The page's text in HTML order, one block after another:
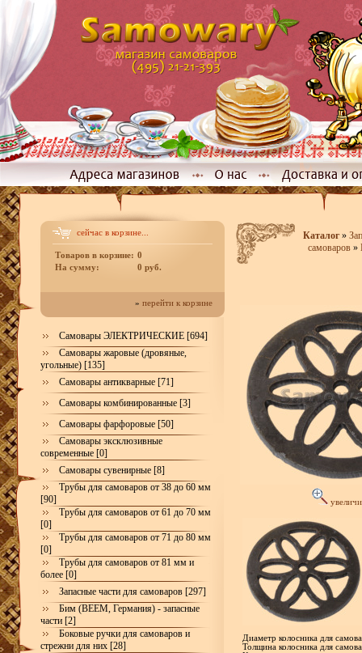
сейчас в корзине...
Товаров в корзине: 0
На сумму:
0 руб.
» перейти к корзине
Самовары ЭЛЕКТРИЧЕСКИЕ [694]
Самовары жаровые (дровяные,
угольные) [135]
Самовары антикварные [71]
Самовары комбинированные [3]
Самовары фарфоровые [50]
Самовары эксклюзивные
современные [0]
Самовары сувенирные [8]
Трубы для самоваров от 38 до 60 мм
[90]
Трубы для самоваров от 61 до 70 мм
[0]
Трубы для самоваров от 71 до 80 мм
[0]
Трубы для самоваров от 81 мм и
более [0]
Запасные части для самоваров [297]
Бим (BEEM, Германия) - запасные
части [2]
Боковые ручки для самоваров и
стрежни для них [28]
Каталог»
самоваров »
Диаметр колосника для
Толщина колосника для